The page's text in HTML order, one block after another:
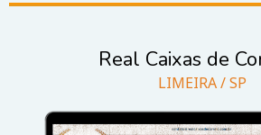
Real Caixas de
LIMEIRA / SP